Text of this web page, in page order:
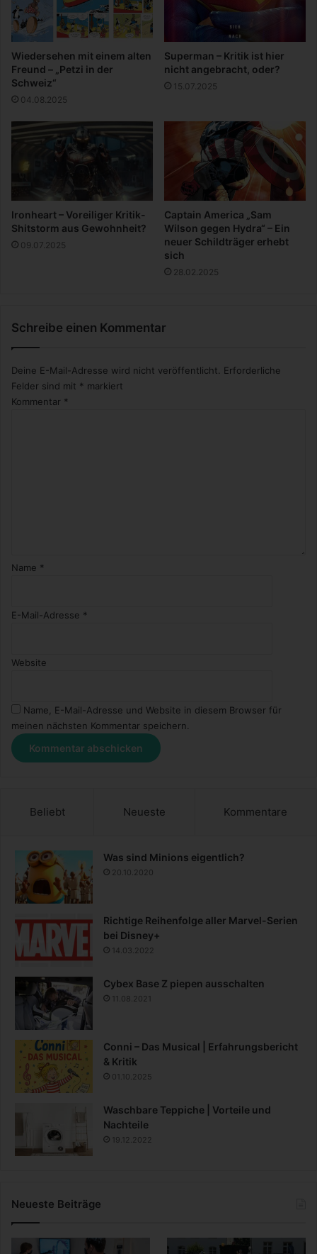
s
e
i
n
u
n
d
T
e
i
t
k
e
n
i
c
t
a
l
e
s
b
e
n
u
n
k
s
n
r
Wiedersehen mit einem alten
Freund – „Petzi in der
Schweiz“
04.08.2025
Superman – Kritik ist hier
nicht angebracht, oder?
15.07.2025
Ironheart – Voreiliger Kritik-
Shitstorm aus Gewohnheit?
09.07.2025
Captain America „Sam
Wilson gegen Hydra“ – Ein
neuer Schildträger erhebt
sich
28.02.2025
Schreibe einen Kommentar
Deine E-Mail-Adresse wird nicht veröffentlicht. Erforderliche
Felder sind mit * markiert
Kommentar *
Name *
E-Mail-Adresse *
Website
Name, E-Mail-Adresse und Website in diesem Browser für
meinen nächsten Kommentar speichern.
Beliebt Neueste Kommentare
Was sind Minions eigentlich?
20.10.2020
Richtige Reihenfolge aller Marvel-Serien
bei Disney+
14.03.2022
Cybex Base Z piepen ausschalten
11.08.2021
Conni – Das Musical | Erfahrungsbericht
& Kritik
01.10.2025
Waschbare Teppiche | Vorteile und
Nachteile
19.12.2022
Neueste Beiträge